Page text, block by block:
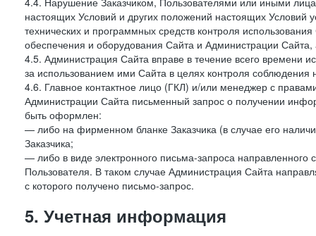
настоящих Условий и других положений настоящих Условий
технических и программных средств контроля
обеспечения и оборудования Сайта и Администрации
4.5. Администрация Сайта вправе в течение всего времени
за использованием ими Сайта в целях контроля
4.6. Главное контактное лицо (ГКЛ) и/или менеджер с
Администрации Сайта письменный запрос о получении
быть оформлен:
— либо на фирменном бланке Заказчика (в случае его
Заказчика;
— либо в виде электронного письма-запроса направленного
Пользователя. В таком случае Администрация Сайта
с которого получено письмо-запрос.
5. Учетная информация